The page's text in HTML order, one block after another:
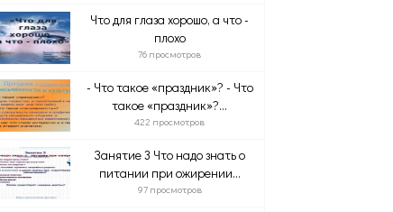
Что для глаза хорошо, а что -
плохо
76 просмотров
- Что такое «праздник»? - Что
такое «праздник»?...
422 просмотров
Занятие 3 Что надо знать о
питании при ожирении...
97 просмотров